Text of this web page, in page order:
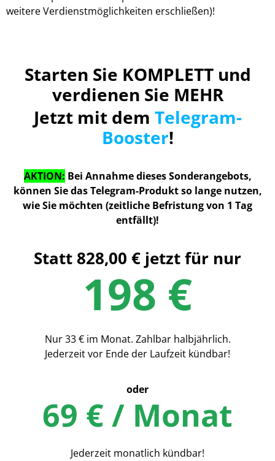
weitere Verdienstmöglichkeiten erschließen)!
Starten Sie KOMPLETT und
verdienen Sie MEHR
Jetzt mit dem Telegram-
Booster!
AKTION: Bei Annahme dieses Sonderangebots,
können Sie das Telegram-Produkt so lange nutzen,
wie Sie möchten (zeitliche Befristung von 1 Tag
entfällt)!
Statt 828,00 € jetzt für nur
198 €
Nur 33 € im Monat. Zahlbar halbjährlich.
Jederzeit vor Ende der Laufzeit kündbar!
oder
69 € / Monat
Jederzeit monatlich kündbar!